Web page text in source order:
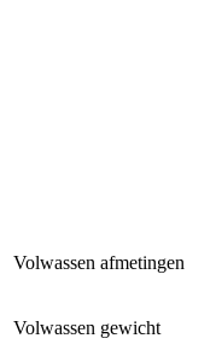
Volwassen afmetingen
Volwassen gewicht